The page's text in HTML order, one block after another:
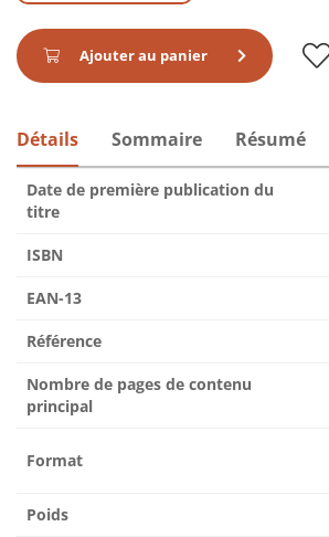
Ajouter au panier
Détails Sommaire Résumé
Date de première publication du
titre
ISBN
EAN-13
Référence
Nombre de pages de contenu
principal
Format
Poids